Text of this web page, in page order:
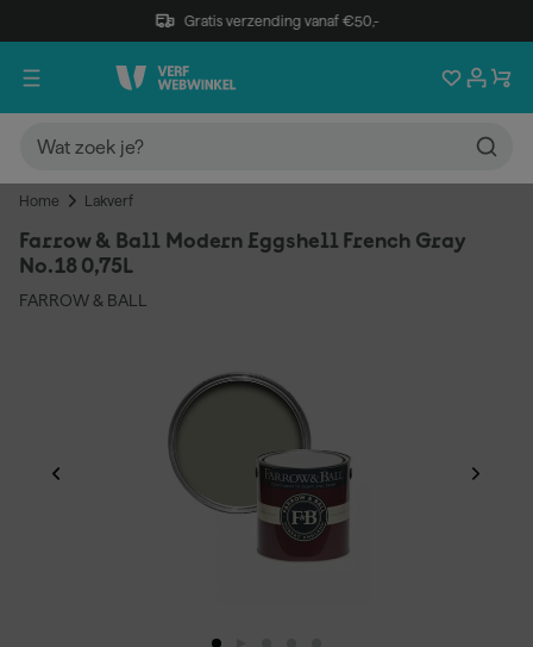
Gratis verzending vanaf €50,-
Home Lakverf
Farrow & Ball Modern Eggshell French Gray
No.18 0,75L
FARROW & BALL